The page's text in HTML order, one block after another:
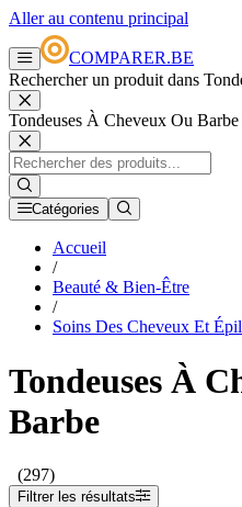
Aller au contenu principal
COMPARER.BE
Rechercher un produit dans
Tondeuses À Cheveux Ou Barbe
Catégories
Accueil
/
Beauté & Bien-Être
/
Soins Des Cheveux Et
Tondeuses À
Barbe
(297)
Filtrer les résultats